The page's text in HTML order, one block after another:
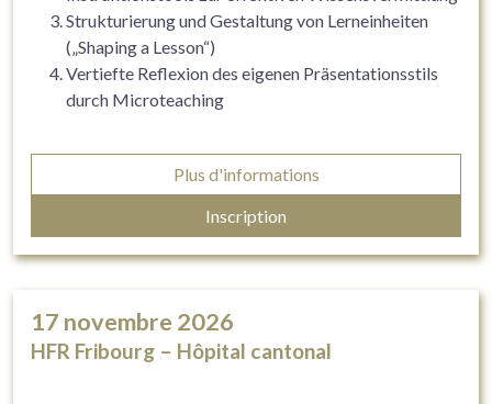
Strukturierung und Gestaltung von Lerneinheiten
(„Shaping a Lesson“)
Vertiefte Reflexion des eigenen Präsentationsstils
durch Microteaching
Plus d'informations
Inscription
17 novembre 2026
HFR Fribourg – Hôpital cantonal